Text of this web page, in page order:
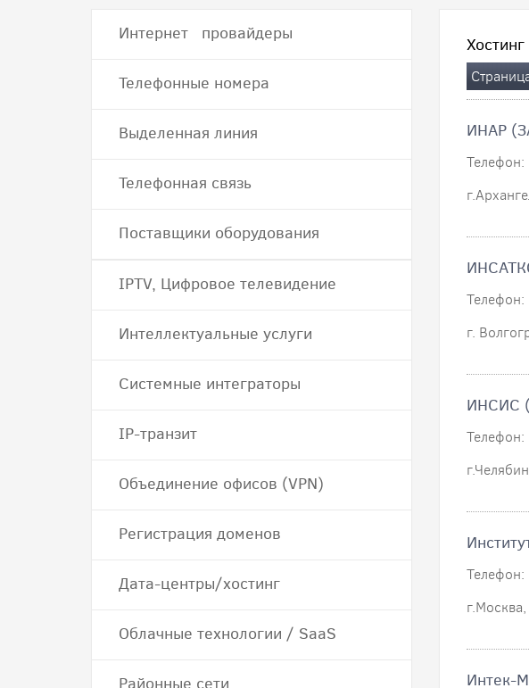
ИНАР
Телефон:
Телефон:
г.
ИНСИС
Телефон:
Телефон:
Интек-
Интернет провайдеры
Телефонные номера
Выделенная линия
Телефонная связь
Поставщики оборудования
IPTV, Цифровое телевидение
Интеллектуальные услуги
Системные интеграторы
IP-транзит
Объединение офисов (VPN)
Регистрация доменов
Дата-центры/хостинг
Облачные технологии / SaaS
Районные сети